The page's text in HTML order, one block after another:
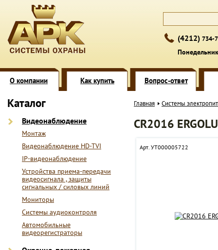
(4212) 734-
О компании Как купить Вопрос-ответ
Каталог
Видеонаблюдение
Монтаж
Видеонаблюдение HD-TVI
IP-видеонаблюдение
Устройства приема-передачи
видеосигнала , защиты
сигнальных / силовых линий
Мониторы
Системы аудиоконтроля
Автомобильные
видеорегистраторы
Главная Системы
CR2016
Арт. УТ000005722